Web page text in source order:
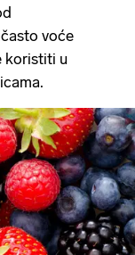
voće
koristiti u